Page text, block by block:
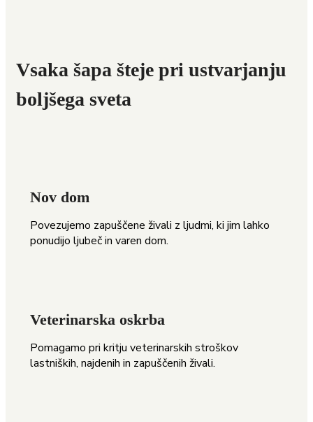
Vsaka šapa šteje pri ustvarjanju
boljšega sveta
Nov dom
Povezujemo zapuščene živali z ljudmi, ki jim lahko
ponudijo ljubeč in varen dom.
Veterinarska oskrba
Pomagamo pri kritju veterinarskih stroškov
lastniških, najdenih in zapuščenih živali.